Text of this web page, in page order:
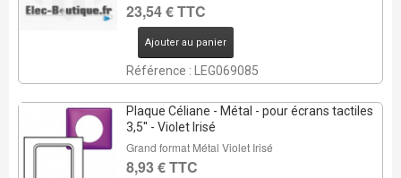
23,54 € TTC
Ajouter au panier
Référence : LEG069085
Plaque Céliane - Métal - pour écrans tactiles
3,5'' - Violet Irisé
Grand format Métal Violet Irisé
8,93 € TTC